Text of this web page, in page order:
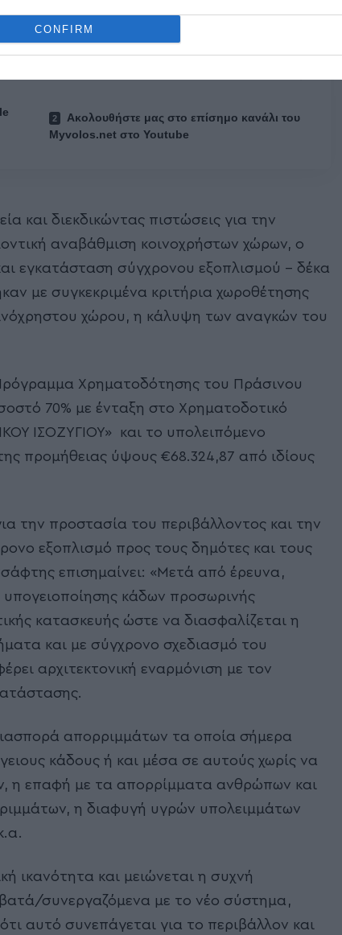
CONFIRM
αποθήκευσης απορριμμάτων.
Ακολουθήστε μας στο επίσημο κανάλι του
Myvolos.net στο Youtube
και διεκδικώντας πιστώσεις για την
αναβάθμιση κοινοχρήστων χώρων, ο
εγκατάσταση σύγχρονου εξοπλισμού – δέκα
με συγκεκριμένα κριτήρια χωροθέτησης
χώρου, η κάλυψη των αναγκών του
Χρηματοδότησης του Πράσινου
70% με ένταξη στο Χρηματοδοτικό
ΙΣΟΖΥΓΙΟΥ» και το υπολειπόμενο
προμήθειας ύψους €68.324,87 από ιδίους
την προστασία του περιβάλλοντος και την
εξοπλισμό προς τους δημότες και τους
επισημαίνει: «Μετά από έρευνα,
κάδων προσωρινής
κατασκευής ώστε να διασφαλίζεται η
και με σύγχρονο σχεδιασμό του
αρχιτεκτονική εναρμόνιση με τον
απορριμμάτων τα οποία σήμερα
κάδους ή και μέσα σε αυτούς χωρίς να
η επαφή με τα απορρίμματα ανθρώπων και
η διαφυγή υγρών υπολειμμάτων
ικανότητα και μειώνεται η συχνή
συνεργαζόμενα με το νέο σύστημα,
αυτό συνεπάγεται για το περιβάλλον και